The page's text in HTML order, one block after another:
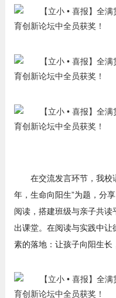
在交流发言环节，我校
年，生命向阳生”为题，分
阅读，搭建班级与亲子共
出课堂。在阅读与实践中
素的落地：让孩子向阳生长